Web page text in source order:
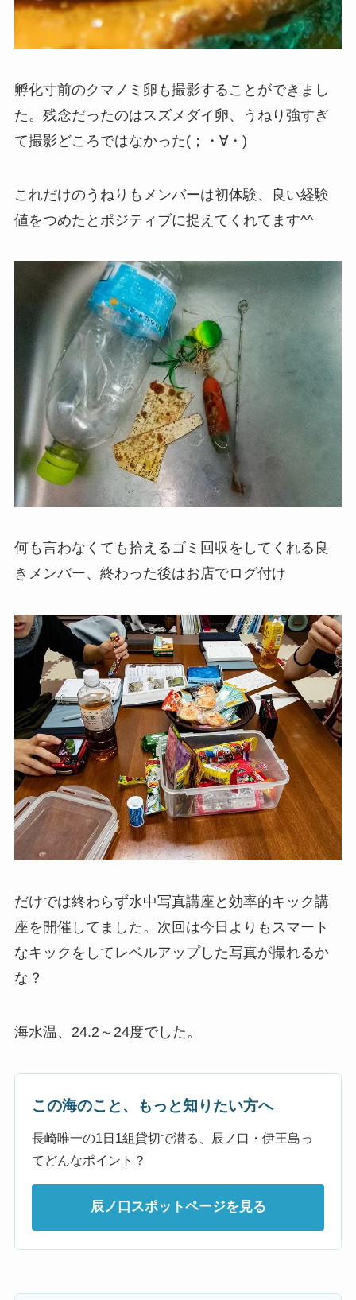
孵化寸前のクマノミ卵も撮影することができまし
た。残念だったのはスズメダイ卵、うねり強すぎ
て撮影どころではなかった(；・∀・)
これだけのうねりもメンバーは初体験、良い経験
値をつめたとポジティブに捉えてくれてます^^
何も言わなくても拾えるゴミ回収をしてくれる良
きメンバー、終わった後はお店でログ付け
だけでは終わらず水中写真講座と効率的キック講
座を開催してました。次回は今日よりもスマート
なキックをしてレベルアップした写真が撮れるか
な？
海水温、24.2～24度でした。
この海のこと、もっと知りたい方へ
長崎唯一の1日1組貸切で潜る、辰ノ口・伊王島っ
てどんなポイント？
辰ノ口スポットページを見る